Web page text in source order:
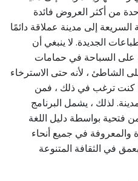
من أكثر العروض فائدة
السريعة إلى مدينة عملاقة دائمًا
الجديدة. لا ينبغي أن
على السباحة في حمامات
الشاطئ ، لأنه حتى الاسترخاء
كنت ترغب في ذلك ، فمن
لذلك ، يشمل البرنامج
فتحية بواسطة دليل اللغة
والمعروفة في جميع أنحاء
في الثقافة المتنوعة